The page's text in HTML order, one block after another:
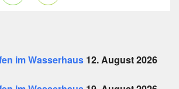
im Wasserhaus 12. August 2026